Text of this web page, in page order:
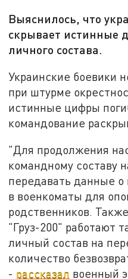
Выяснилось, что
скрывает истинные
личного состава.
Украинские боевики
при штурме
истинные цифры
командование
"Для продолжения
командному составу
передавать данные
в военкоматы для
родственников.
"Груз-200" работают
личный состав на
количество
- рассказал военный